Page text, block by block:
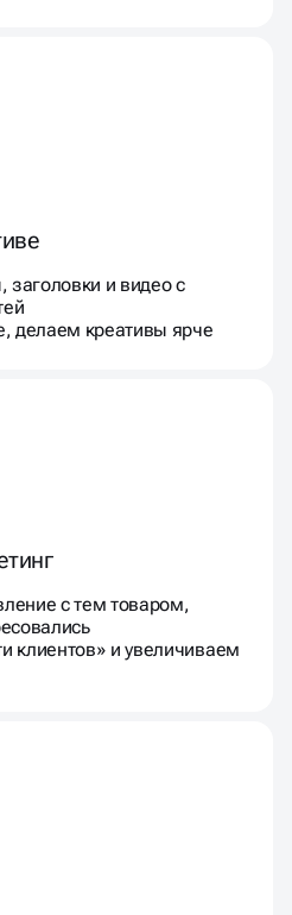
заголовки и видео с
делаем креативы ярче
с тем товаром,
клиентов» и увеличиваем